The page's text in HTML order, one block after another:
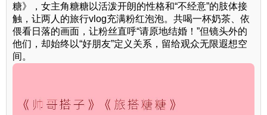
糖》，女主角糖糖以活泼开朗的性格和“不经意”的肢体接
触，让两人的旅行vlog充满粉红泡泡。共喝一杯奶茶、依
偎看日落的画面，让粉丝直呼“请原地结婚！”但镜头外的
他们，却始终以“好朋友”定义关系，留给观众无限遐想空
间。